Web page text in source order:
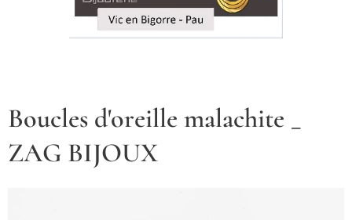
Boucles d'oreille malachite _
ZAG BIJOUX